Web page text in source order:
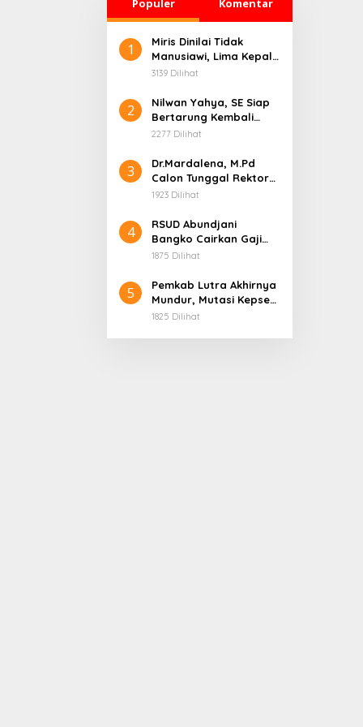
Populer Komentar
1
Miris Dinilai Tidak
Manusiawi, Lima Kepala
Sekolah Tabir
Jangkat, dan Tiga
Lainnya Nonjob
3139 Dilihat
2
Nilwan Yahya, SE Siap
Bertarung Kembali
Rebut Kursi Bupati
2277 Dilihat
3
Dr.Mardalena, M.Pd
Calon Tunggal Rektor
Universitas Merangin,
Menuju Puncak Prestasi
1923 Dilihat
4
RSUD Abundjani
Bangko Cairkan Gaji
P3K Paruh Waktu, Minta
Direktur Definitif
1875 Dilihat
5
Pemkab Lutra Akhirnya
Mundur, Mutasi Kepsek
dan Pengawas yang
1825 Dilihat